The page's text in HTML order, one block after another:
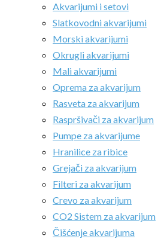
Akvarijumi i setovi
Slatkovodni akvarijumi
Morski akvarijumi
Okrugli akvarijumi
Mali akvarijumi
Oprema za akvarijum
Rasveta za akvarijum
Raspršivači za akvarijum
Pumpe za akvarijume
Hranilice za ribice
Grejači za akvarijum
Filteri za akvarijum
Crevo za akvarijum
CO2 Sistem za akvarijum
Čišćenje akvarijuma